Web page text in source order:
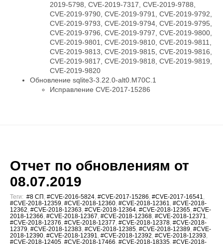
2019-5798, CVE-2019-7317, CVE-2019-9788,
CVE-2019-9790, CVE-2019-9791, CVE-2019-9792,
CVE-2019-9793, CVE-2019-9794, CVE-2019-9795,
CVE-2019-9796, CVE-2019-9797, CVE-2019-9800,
CVE-2019-9801, CVE-2019-9810, CVE-2019-9811,
CVE-2019-9813, CVE-2019-9815, CVE-2019-9816,
CVE-2019-9817, CVE-2019-9818, CVE-2019-9819,
CVE-2019-9820
Обновление sqlite3-3.22.0-alt0.M70C.1
Исправление CVE-2017-15286
Отчет по обновлениям от
08.07.2019
Теги: #8 СП , #CVE-2016-5824, #CVE-2017-15286, #CVE-2017-16541,
#CVE-2018-12359, #CVE-2018-12360, #CVE-2018-12361, #CVE-2018-
12362, #CVE-2018-12363, #CVE-2018-12364, #CVE-2018-12365, #CVE-
2018-12366, #CVE-2018-12367, #CVE-2018-12368, #CVE-2018-12371,
#CVE-2018-12376, #CVE-2018-12377, #CVE-2018-12378, #CVE-2018-
12379, #CVE-2018-12383, #CVE-2018-12385, #CVE-2018-12389, #CVE-
2018-12390, #CVE-2018-12391, #CVE-2018-12392, #CVE-2018-12393,
#CVE-2018-12405, #CVE-2018-17466, #CVE-2018-18335, #CVE-2018-